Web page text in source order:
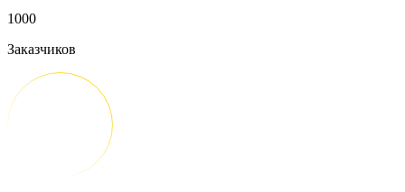
1000
Заказчиков